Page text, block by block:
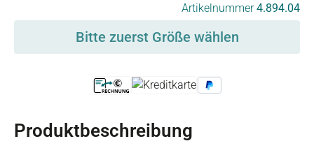
Artikelnummer4.894.04
Bitte zuerst Größe wählen
Produktbeschreibung